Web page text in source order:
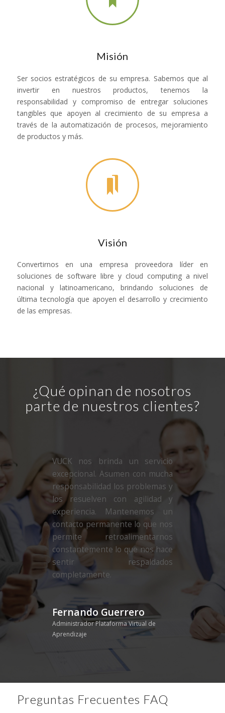
Misión
Ser socios estratégicos de su empresa. Sabemos que al
invertir en nuestros productos, tenemos la
responsabilidad y compromiso de entregar soluciones
tangibles que apoyen al crecimiento de su empresa a
través de la automatización de procesos, mejoramiento
de productos y más.
Visión
Convertirnos en una empresa proveedora líder en
soluciones de software libre y cloud computing a nivel
nacional y latinoamericano, brindando soluciones de
última tecnología que apoyen el desarrollo y crecimiento
de las empresas.
¿Qué opinan de nosotros
parte de nuestros clientes?
VUCK nos brinda un servicio
excepcional. Asumen con mucha
responsabilidad los problemas y
los resuelven con agilidad y
experiencia. Mantenemos un
contacto permanente lo que nos
permite retroalimentarnos
constantemente lo que nos hace
sentir respaldados
completamente.
Fernando Guerrero
Administrador Plataforma Virtual de
Aprendizaje
Preguntas Frecuentes FAQ